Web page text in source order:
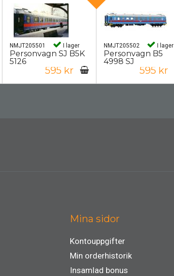
NMJT205501 I lager
Personvagn SJ B5K
5126
595 kr
NMJT205502 I lager
Personvagn B5
4998 SJ
595 kr
Mina sidor
Kontouppgifter
Min orderhistorik
Insamlad bonus